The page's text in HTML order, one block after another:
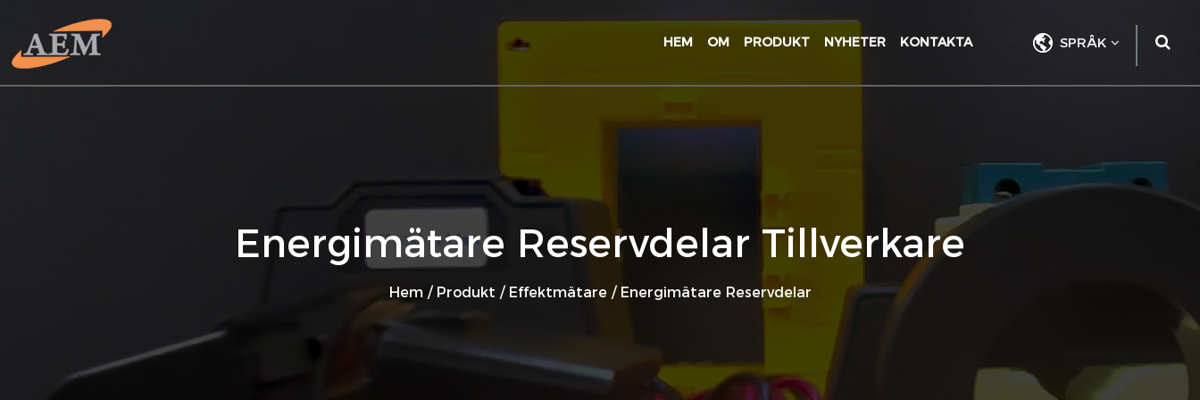
SPRÅK
HEM OM PRODUKT NYHETER KONTAKTA
Energimätare Reservdelar Tillverkare
Hem/ Produkt / Effektmätare/ Energimätare Reservdelar